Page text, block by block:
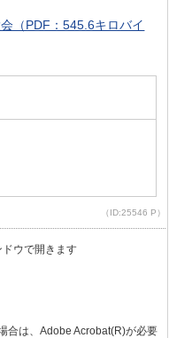
（PDF：545.6キロバイ
（ID:25546 P）
ドウで開きます
合は、Adobe Acrobat(R)が必要